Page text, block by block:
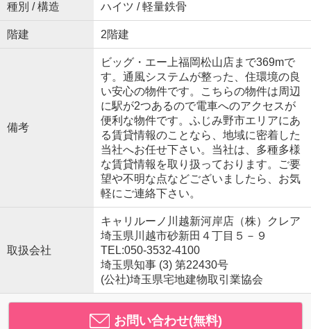
種別 / 構造 ハイツ / 軽量鉄骨
階建 2階建
備考
ビッグ・エー上福岡松山店まで369mで
す。通風システムが整った、住環境の良
い安心の物件です。こちらの物件は周辺
に駅が2つあるので電車へのアクセスが
便利な物件です。ふじみ野市エリアにあ
る賃貸情報のことなら、地域に密着した
当社へお任せ下さい。当社は、多種多様
な賃貸情報を取り扱っております。ご要
望や不明な点などございましたら、お気
軽にご連絡下さい。
取扱会社
キャリルーノ川越新河岸店（株）クレア
埼玉県川越市砂新田４丁目５－９
TEL:050-3532-4100
埼玉県知事 (3) 第22430号
(公社)埼玉県宅地建物取引業協会
お問い合わせ(無料)